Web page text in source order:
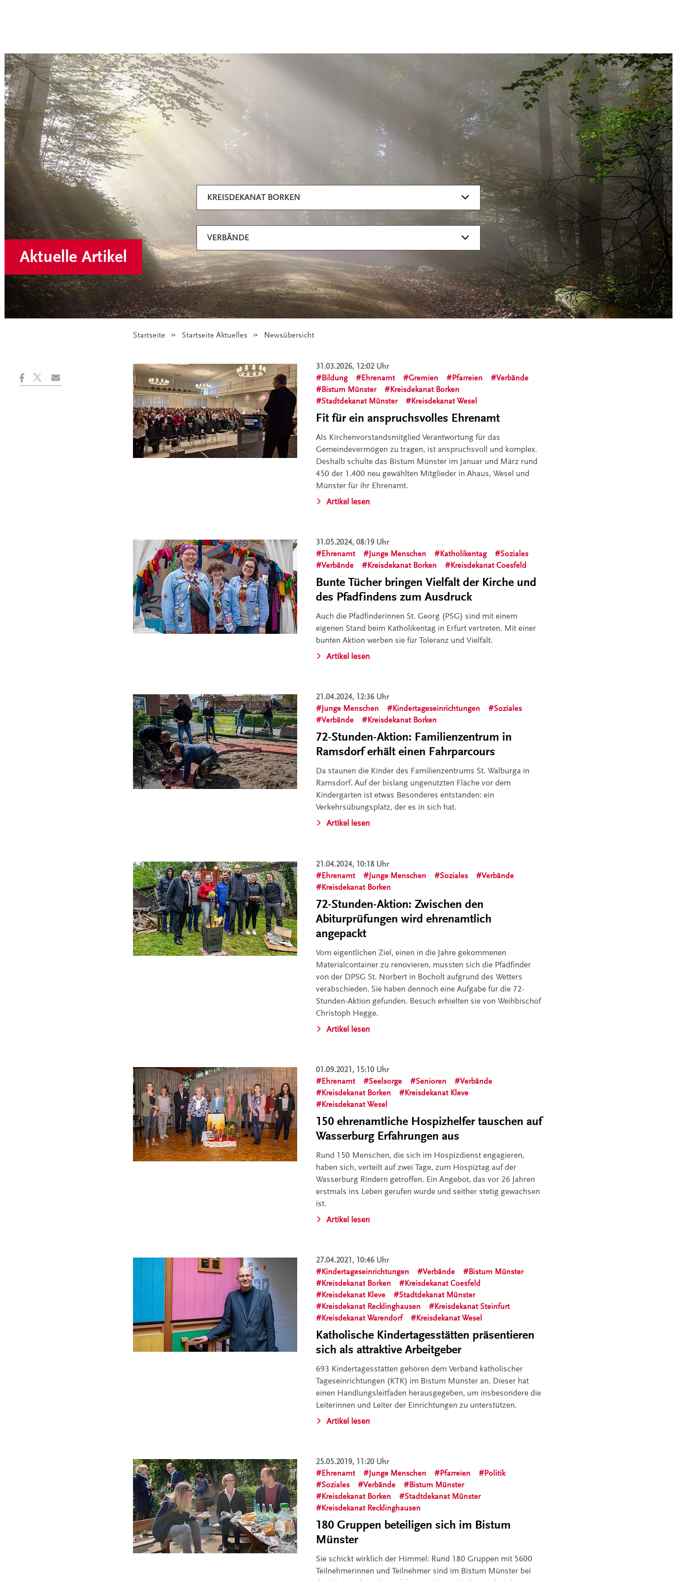
Aktuelle Artikel
Artikel filtern KREISDEKANAT BORKEN
VERBÄNDE
Startseite Startseite Aktuelles Angezeigt:
Newsübersicht
31.03.2026, 12:02 Uhr
Bildung
Ehrenamt Gremien Pfarreien
Verbände
Bistum Münster
Kreisdekanat Borken
Stadtdekanat Münster
Kreisdekanat Wesel
Fit für ein anspruchsvolles Ehrenamt
Als Kirchenvorstandsmitglied Verantwortung für das
Gemeindevermögen zu tragen, ist anspruchsvoll und komplex.
Deshalb schulte das Bistum Münster im Januar und März rund
450 der 1.400 neu gewählten Mitglieder in Ahaus, Wesel und
Münster für ihr Ehrenamt.
Artikel lesen
31.05.2024, 08:19 Uhr
Ehrenamt
Junge Menschen Katholikentag
Soziales
Verbände
Kreisdekanat Borken Kreisdekanat Coesfeld
Bunte Tücher bringen Vielfalt der Kirche und
des Pfadfindens zum Ausdruck
Auch die Pfadfinderinnen St. Georg (PSG) sind mit einem
eigenen Stand beim Katholikentag in Erfurt vertreten. Mit einer
bunten Aktion werben sie für Toleranz und Vielfalt.
Artikel lesen
21.04.2024, 12:36 Uhr
Junge Menschen
Kindertageseinrichtungen
Soziales
Verbände
Kreisdekanat Borken
72-Stunden-Aktion: Familienzentrum in
Ramsdorf erhält einen Fahrparcours
Da staunen die Kinder des Familienzentrums St. Walburga in
Ramsdorf. Auf der bislang ungenutzten Fläche vor dem
Kindergarten ist etwas Besonderes entstanden: ein
Verkehrsübungsplatz, der es in sich hat.
Artikel lesen
21.04.2024, 10:18 Uhr
Ehrenamt
Junge Menschen Soziales
Verbände
Kreisdekanat Borken
72-Stunden-Aktion: Zwischen den
Abiturprüfungen wird ehrenamtlich
angepackt
Vom eigentlichen Ziel, einen in die Jahre gekommenen
Materialcontainer zu renovieren, mussten sich die Pfadfinder
von der DPSG St. Norbert in Bocholt aufgrund des Wetters
verabschieden. Sie haben dennoch eine Aufgabe für die 72-
Stunden-Aktion gefunden. Besuch erhielten sie von Weihbischof
Christoph Hegge.
Artikel lesen
01.09.2021, 15:10 Uhr
Ehrenamt
Seelsorge Senioren
Verbände
Kreisdekanat Borken
Kreisdekanat Kleve
Kreisdekanat Wesel
150 ehrenamtliche Hospizhelfer tauschen auf
Wasserburg Erfahrungen aus
Rund 150 Menschen, die sich im Hospizdienst engagieren,
haben sich, verteilt auf zwei Tage, zum Hospiztag auf der
Wasserburg Rindern getroffen. Ein Angebot, das vor 26 Jahren
erstmals ins Leben gerufen wurde und seither stetig gewachsen
ist.
Artikel lesen
27.04.2021, 10:46 Uhr
Kindertageseinrichtungen
Verbände
Bistum Münster
Kreisdekanat Borken
Kreisdekanat Coesfeld
Kreisdekanat Kleve
Stadtdekanat Münster
Kreisdekanat Recklinghausen
Kreisdekanat Steinfurt
Kreisdekanat Warendorf
Kreisdekanat Wesel
Katholische Kindertagesstätten präsentieren
sich als attraktive Arbeitgeber
693 Kindertagesstätten gehören dem Verband katholischer
Tageseinrichtungen (KTK) im Bistum Münster an. Dieser hat
einen Handlungsleitfaden herausgegeben, um insbesondere die
Leiterinnen und Leiter der Einrichtungen zu unterstützen.
Artikel lesen
25.05.2019, 11:20 Uhr
Ehrenamt
Junge Menschen Pfarreien
Politik
Soziales
Verbände
Bistum Münster
Kreisdekanat Borken
Stadtdekanat Münster
Kreisdekanat Recklinghausen
180 Gruppen beteiligen sich im Bistum
Münster
Sie schickt wirklich der Himmel: Rund 180 Gruppen mit 5600
Teilnehmerinnen und Teilnehmer sind im Bistum Münster bei